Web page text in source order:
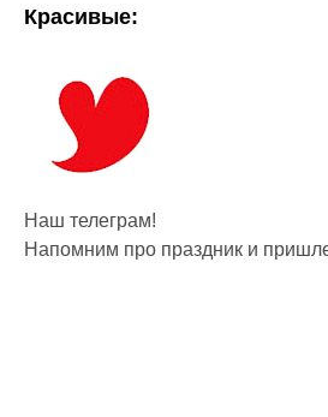
Красивые:
Наш телеграм!
Напомним про праздник и